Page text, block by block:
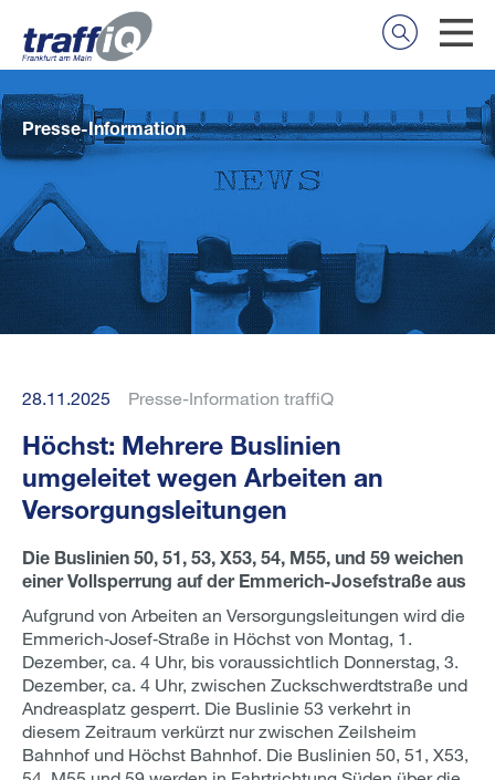
Presse-Information
28.11.2025 Presse-Information traffiQ
Höchst: Mehrere Buslinien
umgeleitet wegen Arbeiten an
Versorgungsleitungen
Die Buslinien 50, 51, 53, X53, 54, M55, und 59 weichen
einer Vollsperrung auf der Emmerich-Josefstraße aus
Aufgrund von Arbeiten an Versorgungsleitungen wird die
Emmerich‑Josef‑Straße in Höchst von Montag, 1.
Dezember, ca. 4 Uhr, bis voraussichtlich Donnerstag, 3.
Dezember, ca. 4 Uhr, zwischen Zuckschwerdtstraße und
Andreasplatz gesperrt. Die Buslinie 53 verkehrt in
diesem Zeitraum verkürzt nur zwischen Zeilsheim
Bahnhof und Höchst Bahnhof. Die Buslinien 50, 51, X53,